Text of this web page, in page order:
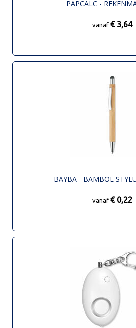
PAPCALC -
vanaf € 3,64
BAYBA - BAMBOE
vanaf € 0,22